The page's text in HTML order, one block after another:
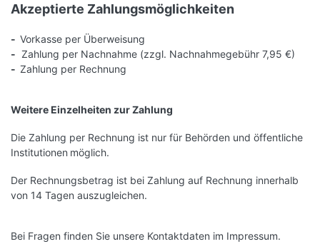
Akzeptierte Zahlungsmöglichkeiten
- Vorkasse per Überweisung
- Zahlung per Nachnahme (zzgl. Nachnahmegebühr 7,95 €)
- Zahlung per Rechnung
Weitere Einzelheiten zur Zahlung
Die Zahlung per Rechnung ist nur für Behörden und öffentliche
Institutionen möglich.
Der Rechnungsbetrag ist bei Zahlung auf Rechnung innerhalb
von 14 Tagen auszugleichen.
Bei Fragen finden Sie unsere Kontaktdaten im Impressum.